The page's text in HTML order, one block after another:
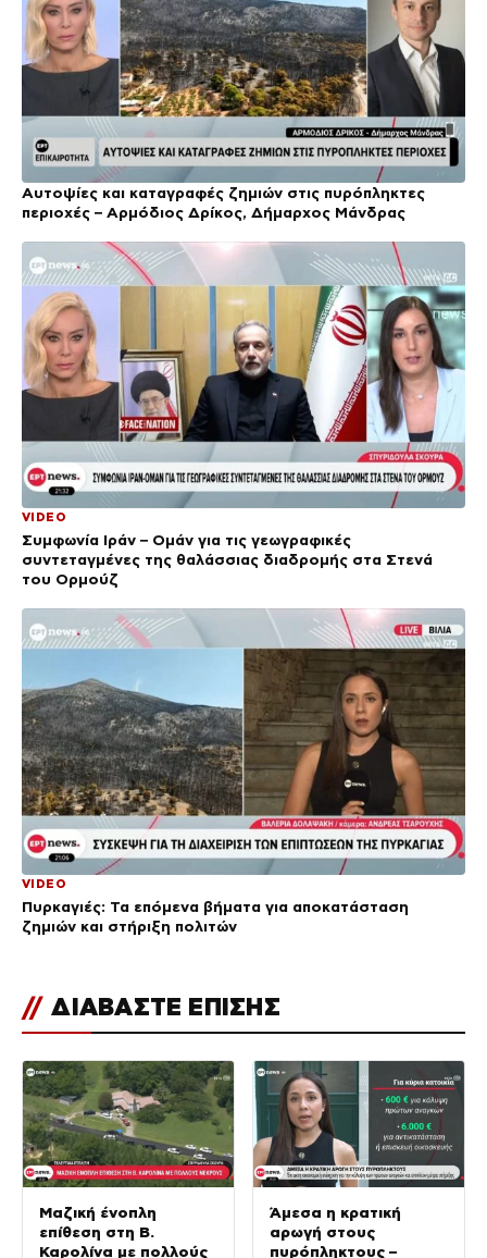
Αυτοψίες και καταγραφές ζημιών στις πυρόπληκτες
περιοχές – Αρμόδιος Δρίκος, Δήμαρχος Μάνδρας
VIDEO
Συμφωνία Ιράν – Ομάν για τις γεωγραφικές
συντεταγμένες της θαλάσσιας διαδρομής στα Στενά
του Ορμούζ
VIDEO
Πυρκαγιές: Τα επόμενα βήματα για αποκατάσταση
ζημιών και στήριξη πολιτών
// ΔΙΑΒΑΣΤΕ ΕΠΙΣΗΣ
Μαζική ένοπλη
επίθεση στη Β.
Καρολίνα με πολλούς
Άμεσα η κρατική
αρωγή στους
πυρόπληκτους –